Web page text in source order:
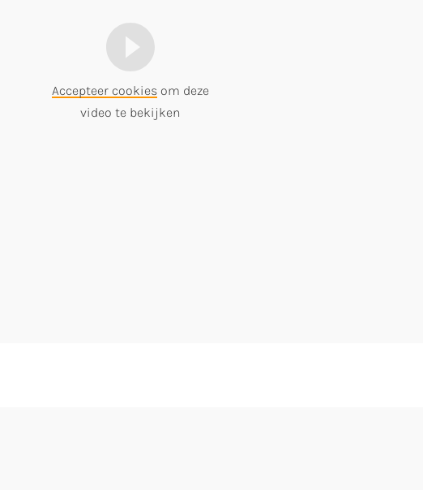
Accepteer cookies om deze
video te bekijken